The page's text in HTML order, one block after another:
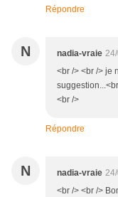
Répondre
N nadia-vraie
<br /> <br /> je
<br />
Répondre
N nadia-vraie
<br /> <br />